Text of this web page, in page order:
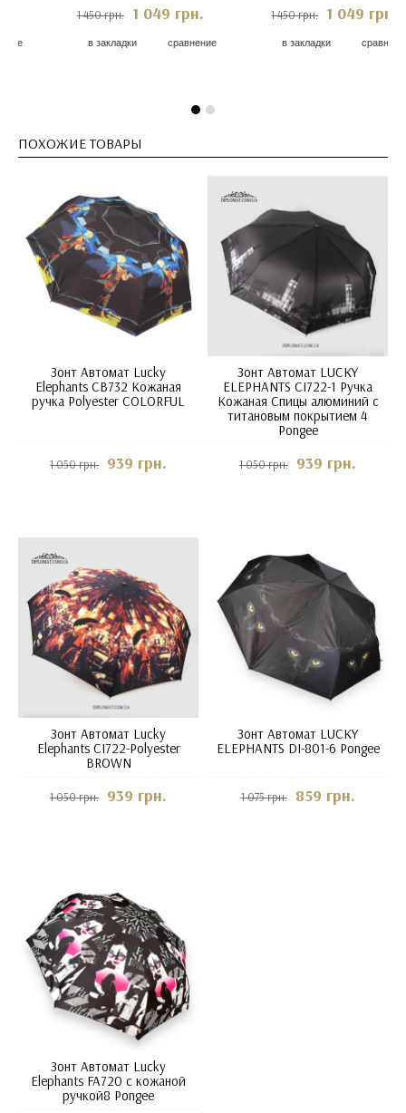
1 450 грн. 1 049 грн.
в закладки сравнение
1 450 грн. 1 049 грн.
в закладки сравнение
ПОХОЖИЕ ТОВАРЫ
Зонт Автомат Lucky
Elephants CB732 Кожаная
ручка Polyester COLORFUL
1 050 грн. 939 грн.
Зонт Автомат LUCKY
ELEPHANTS CI722-1 Ручка
Кожаная Спицы алюминий с
титановым покрытием 4
Pongee
1 050 грн. 939 грн.
Зонт Автомат Lucky
Elephants CI722-Polyester
BROWN
1 050 грн. 939 грн.
Зонт Автомат LUCKY
ELEPHANTS DI-801-6 Pongee
1 075 грн. 859 грн.
Зонт Автомат Lucky
Elephants FA720 с кожаной
ручкой8 Pongee